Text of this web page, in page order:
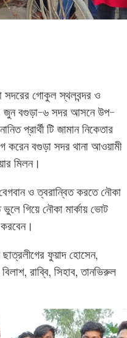
সদরের গোকুল স্থলবন্দর ও
জুন বগুড়া-৬ সদর আসনে উপ-
প্রার্থী টি জামান নিকেতার
করেন বগুড়া সদর থানা আওয়ামী
মিলন।
ও ত্বরান্বিত করতে নৌকা
গিয়ে নৌকা মার্কায় ভোট
ফুয়াদ হোসেন,
রাব্বি, সিহাব, তানভিরুল